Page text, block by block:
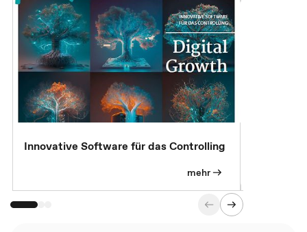
Innovative Software für das Controlling
mehr